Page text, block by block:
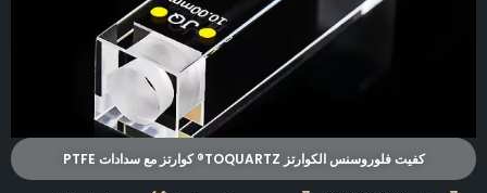
كفيت فلوروسنس الكوارتز TOQUARTZ® كوارتز مع سدادات PTFE